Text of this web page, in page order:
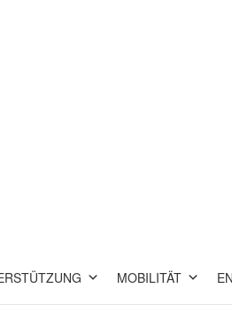
MOBILITÄT